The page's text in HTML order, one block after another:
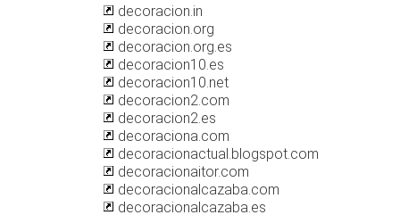
decoracion.in
decoracion.org
decoracion.org.es
decoracion10.es
decoracion10.net
decoracion2.com
decoracion2.es
decoraciona.com
decoracionactual.blogspot.com
decoracionaitor.com
decoracionalcazaba.com
decoracionalcazaba.es